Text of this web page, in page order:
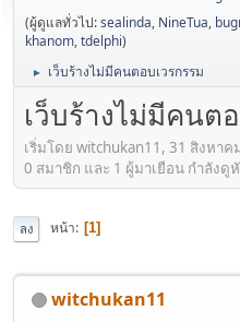
(ผู้ดูแลทั่วไป:sealinda, NineTua,
khanom,tdelphi)
► เว็บร้างไม่มีคนตอบเวรกรรม
เว็บร้างไม่มีคนต
เริ่มโดย witchukan11, 31 สิงหา
0 สมาชิก และ 1 ผู้มาเยือน กำลังดู
ลง หน้า 1
witchukan11